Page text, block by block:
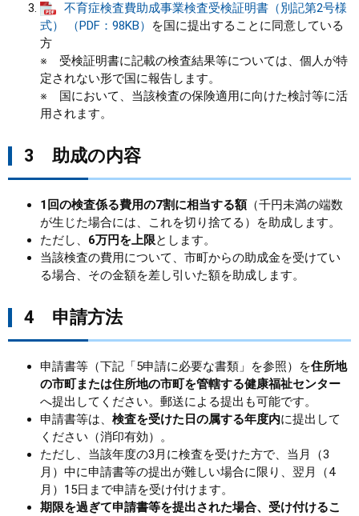
不育症検査費助成事業検査受検証明書（別記第2号様
式） （PDF：98KB）
を国に提出することに同意している
方
※ 受検証明書に記載の検査結果等については、個人が特
定されない形で国に報告します。
※ 国において、当該検査の保険適用に向けた検討等に活
用されます。
3 助成の内容
1回の検査係る費用の7割に相当する額（千円未満の端数
が生じた場合には、これを切り捨てる）を助成します。
ただし、 6万円を上限とします。
当該検査の費用について、市町からの助成金を受けてい
る場合、その金額を差し引いた額を助成します。
4 申請方法
申請書等（下記「5申請に必要な書類」を参照）を住所地
の市町または住所地の市町を管轄する健康福祉センター
へ提出してください。郵送による提出も可能です。
申請書等は、 検査を受けた日の属する年度内に提出して
ください（消印有効）。
ただし、当該年度の3月に検査を受けた方で、当月（3
月）中に申請書等の提出が難しい場合に限り、翌月（4
月）15日まで申請を受け付けます。
期限を過ぎて申請書等を提出された場合、受け付けるこ